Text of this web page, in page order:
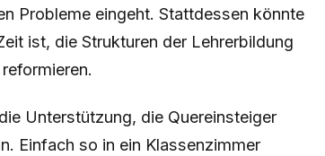
Probleme eingeht. Stattdessen könnte
ist, die Strukturen der Lehrerbildung
Unterstützung, die Quereinsteiger
Einfach so in ein Klassenzimmer